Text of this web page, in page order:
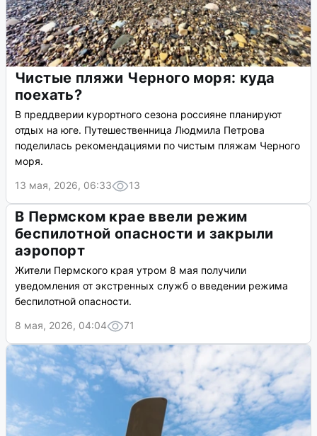
заграничных путевок в Тюмени уменьшилась, что
вызвало рост спроса.
21 мая, 2026, 16:40
5
Чистые пляжи Черного моря: куда
поехать?
отдых на юге. Путешественница Людмила Петрова
поделилась рекомендациями по чистым пляжам Черного
моря.
13 мая, 2026, 06:33
13